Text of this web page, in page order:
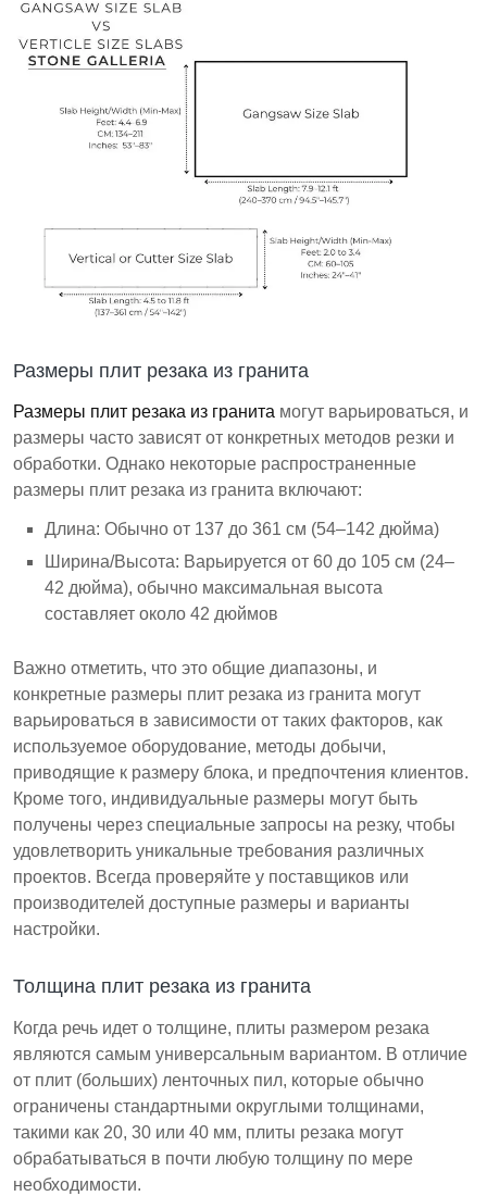
Размеры плит резака из гранита
Размеры плит резака из гранита могут варьироваться, и
размеры часто зависят от конкретных методов резки и
обработки. Однако некоторые распространенные
размеры плит резака из гранита включают:
Длина: Обычно от 137 до 361 см (54–142 дюйма)
Ширина/Высота: Варьируется от 60 до 105 см (24–
42 дюйма), обычно максимальная высота
составляет около 42 дюймов
Важно отметить, что это общие диапазоны, и
конкретные размеры плит резака из гранита могут
варьироваться в зависимости от таких факторов, как
используемое оборудование, методы добычи,
приводящие к размеру блока, и предпочтения клиентов.
Кроме того, индивидуальные размеры могут быть
получены через специальные запросы на резку, чтобы
удовлетворить уникальные требования различных
проектов. Всегда проверяйте у поставщиков или
производителей доступные размеры и варианты
настройки.
Толщина плит резака из гранита
Когда речь идет о толщине, плиты размером резака
являются самым универсальным вариантом. В отличие
от плит (больших) ленточных пил, которые обычно
ограничены стандартными округлыми толщинами,
такими как 20, 30 или 40 мм, плиты резака могут
обрабатываться в почти любую толщину по мере
необходимости.